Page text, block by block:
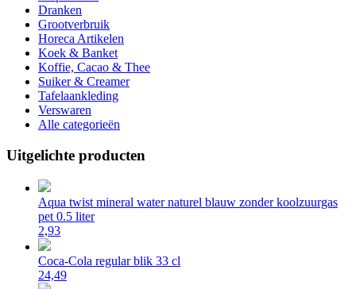
Dranken
Grootverbruik
Horeca Artikelen
Koek & Banket
Koffie, Cacao & Thee
Suiker & Creamer
Tafelaankleding
Verswaren
Alle categorieën
Uitgelichte producten
Aqua twist mineral water naturel blauw zonder koolzuurgas
pet 0.5 liter
2,93
Coca-Cola regular blik 33 cl
24,49